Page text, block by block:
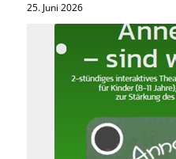
25. Juni 2026